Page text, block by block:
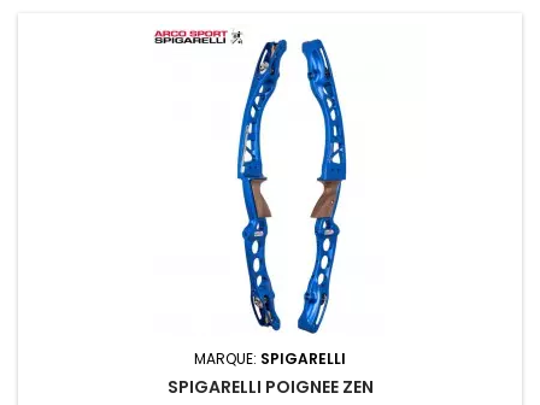
MARQUE: SPIGARELLI
SPIGARELLI POIGNEE ZEN